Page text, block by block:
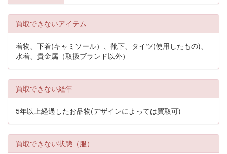
買取できないアイテム
着物、下着(キャミソール）、靴下、タイツ(使用したもの)、
水着、貴金属（取扱ブランド以外）
買取できない経年
5年以上経過したお品物(デザインによっては買取可)
買取できない状態（服）